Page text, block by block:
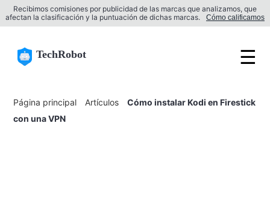
Recibimos comisiones por publicidad de las marcas que analizamos, que
afectan la clasificación y la puntuación de dichas marcas.
Cómo calificamos
TechRobot ☰
Página principal Artículos
Cómo instalar Kodi en Firestick
con una VPN